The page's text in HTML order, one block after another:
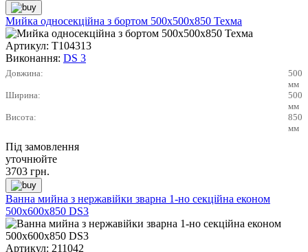
Мийка односекційна з бортом 500х500х850 Техма
Артикул: Т104313
Виконання: DS 3
Довжина:
500
мм
Ширина:
500
мм
Висота:
850
мм
Під замовлення
уточнюйте
3703 грн.
Ванна мийна з нержавійки зварна 1-но секційна економ
500х600х850 DS3
Артикул: 211042